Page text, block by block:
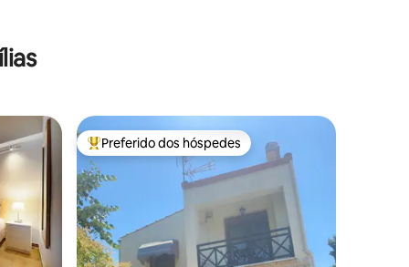
hóspedes Entre os melhores preferidos dos hóspedes
Preferido dos hóspedes